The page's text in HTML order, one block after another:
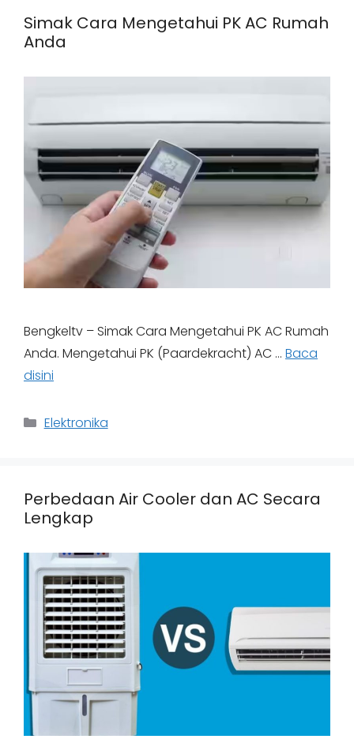
Simak Cara Mengetahui PK AC Rumah
Anda
Bengkeltv – Simak Cara Mengetahui PK AC Rumah
Anda. Mengetahui PK (Paardekracht) AC … Baca
disini
Categories
Elektronika
Perbedaan Air Cooler dan AC Secara
Lengkap